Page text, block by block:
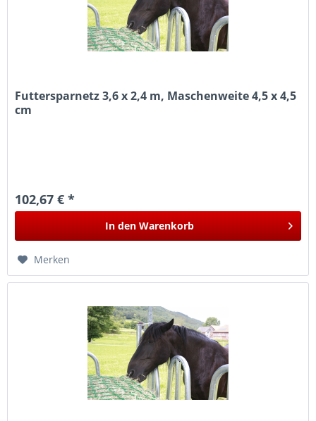
Futtersparnetz 3,6 x 2,4 m, Maschenweite 4,5 x 4,5
cm
102,67 € *
In den Warenkorb
Merken